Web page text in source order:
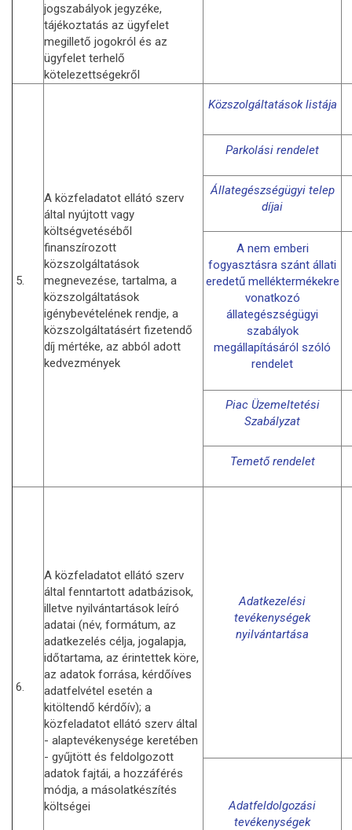
jogszabályok jegyzéke,
tájékoztatás az ügyfelet
megillető jogokról és az
ügyfelet terhelő
kötelezettségekről
5.
A közfeladatot ellátó szerv
által nyújtott vagy
költségvetéséből
finanszírozott
közszolgáltatások
megnevezése, tartalma, a
közszolgáltatások
igénybevételének rendje, a
közszolgáltatásért fizetendő
díj mértéke, az abból adott
kedvezmények
Közszolgáltatások listája
Parkolási rendelet
Állategészségügyi telep
díjai
A nem emberi
fogyasztásra szánt állati
eredetű melléktermékekre
vonatkozó
állategészségügyi
szabályok
megállapításáról szóló
rendelet
Piac Üzemeltetési
Szabályzat
Temető rendelet
6.
A közfeladatot ellátó szerv
által fenntartott adatbázisok,
illetve nyilvántartások leíró
adatai (név, formátum, az
adatkezelés célja, jogalapja,
időtartama, az érintettek köre,
az adatok forrása, kérdőíves
adatfelvétel esetén a
kitöltendő kérdőív); a
közfeladatot ellátó szerv által
- alaptevékenysége keretében
- gyűjtött és feldolgozott
adatok fajtái, a hozzáférés
módja, a másolatkészítés
költségei
Adatkezelési
tevékenységek
nyilvántartása
Adatfeldolgozási
tevékenységek